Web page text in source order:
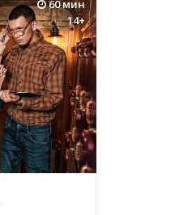
60 мин
14+